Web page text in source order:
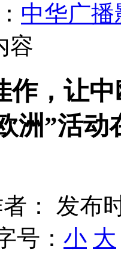
中华广
容
作，让
洲”活动
：
发布
号： 小 大